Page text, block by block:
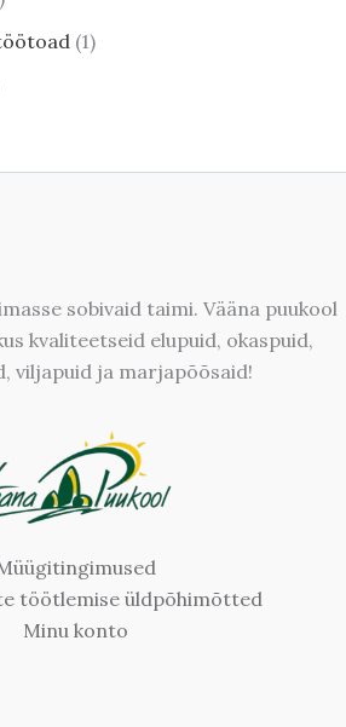
1
sobivaid taimi. Vääna puukool
kvaliteetseid elupuid, okaspuid,
viljapuid ja marjapõõsaid!
töötlemise üldpõhimõtted
Minu konto